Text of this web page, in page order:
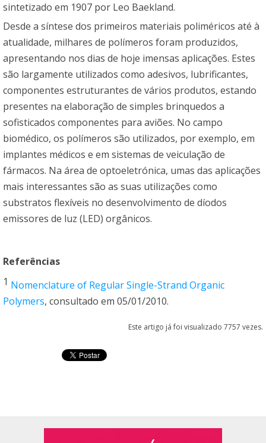
sintetizado em 1907 por Leo Baekland.
Desde a síntese dos primeiros materiais poliméricos até à
atualidade, milhares de polímeros foram produzidos,
apresentando nos dias de hoje imensas aplicações. Estes
são largamente utilizados como adesivos, lubrificantes,
componentes estruturantes de vários produtos, estando
presentes na elaboração de simples brinquedos a
sofisticados componentes para aviões. No campo
biomédico, os polímeros são utilizados, por exemplo, em
implantes médicos e em sistemas de veiculação de
fármacos. Na área de optoeletrónica, umas das aplicações
mais interessantes são as suas utilizações como
substratos flexíveis no desenvolvimento de díodos
emissores de luz (LED) orgânicos.
Referências
1 Nomenclature of Regular Single-Strand Organic
Polymers, consultado em 05/01/2010.
Este artigo já foi visualizado 7757 vezes.